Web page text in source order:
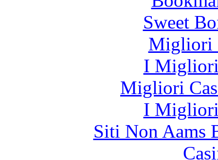
Sweet
Migliori
I
Migliori
I
Siti Non Aams